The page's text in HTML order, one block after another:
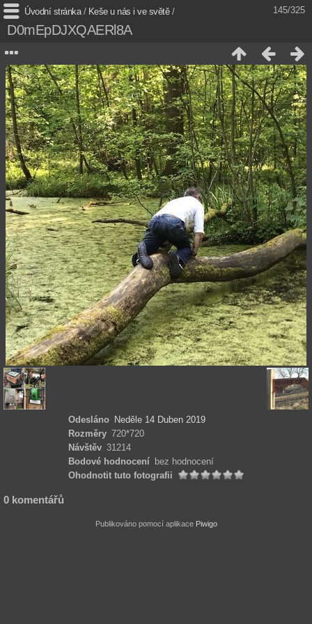
145/325
Úvodní stránka/ Keše u nás i ve světě/
D0mEpDJXQAERl8A
Odesláno Neděle 14 Duben 2019
Rozměry 720*720
Návštěv 31214
Bodové hodnocení
bez hodnocení
Ohodnotit tuto fotografii
0 komentářů
Publikováno pomocí aplikace Piwigo